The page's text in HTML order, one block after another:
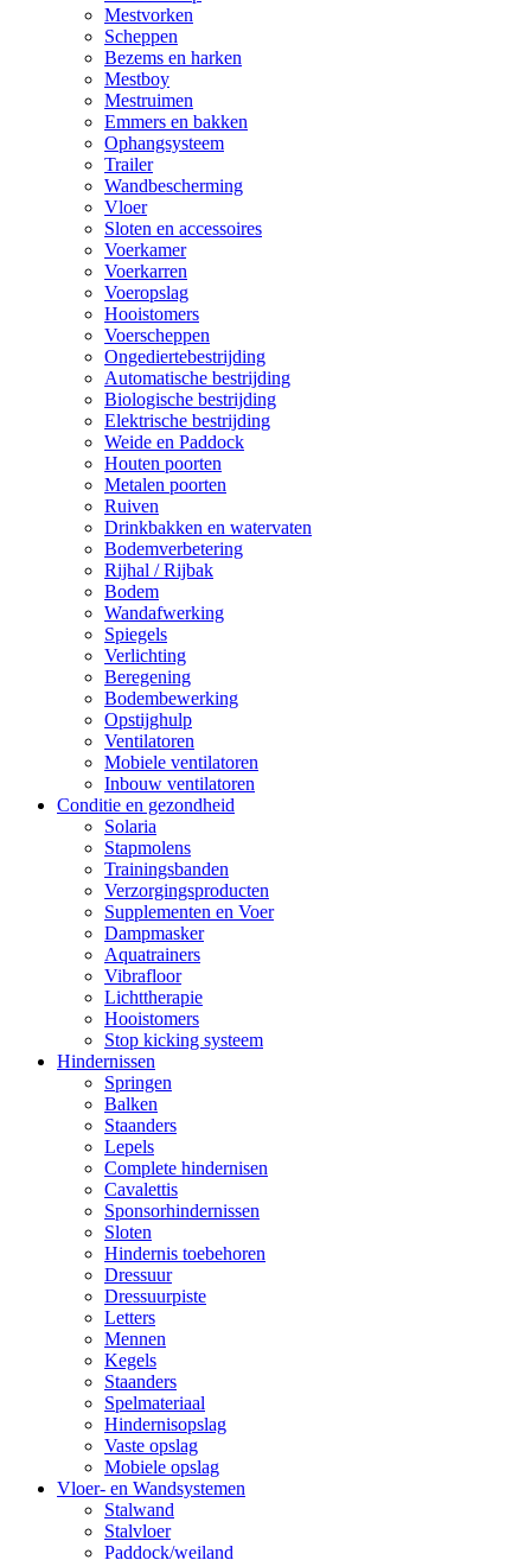
Mestvorken
Scheppen
Bezems en harken
Mestboy
Mestruimen
Emmers en bakken
Ophangsysteem
Trailer
Wandbescherming
Vloer
Sloten en accessoires
Voerkamer
Voerkarren
Voeropslag
Hooistomers
Voerscheppen
Ongediertebestrijding
Automatische bestrijding
Biologische bestrijding
Elektrische bestrijding
Weide en Paddock
Houten poorten
Metalen poorten
Ruiven
Drinkbakken en watervaten
Bodemverbetering
Rijhal / Rijbak
Bodem
Wandafwerking
Spiegels
Verlichting
Beregening
Bodembewerking
Opstijghulp
Ventilatoren
Mobiele ventilatoren
Inbouw ventilatoren
Conditie en gezondheid
Solaria
Stapmolens
Trainingsbanden
Verzorgingsproducten
Supplementen en Voer
Dampmasker
Aquatrainers
Vibrafloor
Lichttherapie
Hooistomers
Stop kicking systeem
Hindernissen
Springen
Balken
Staanders
Lepels
Complete hindernisen
Cavalettis
Sponsorhindernissen
Sloten
Hindernis toebehoren
Dressuur
Dressuurpiste
Letters
Mennen
Kegels
Staanders
Spelmateriaal
Hindernisopslag
Vaste opslag
Mobiele opslag
Vloer- en Wandsystemen
Stalwand
Stalvloer
Paddock/weiland